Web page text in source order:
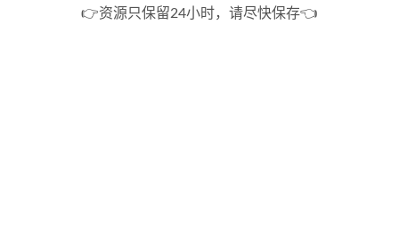
👉资源只保留24小时，请尽快保存👈